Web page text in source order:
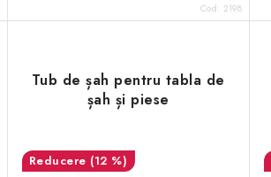
Cod: 2198
Tub de șah pentru tabla de
șah și piese
(12 %)